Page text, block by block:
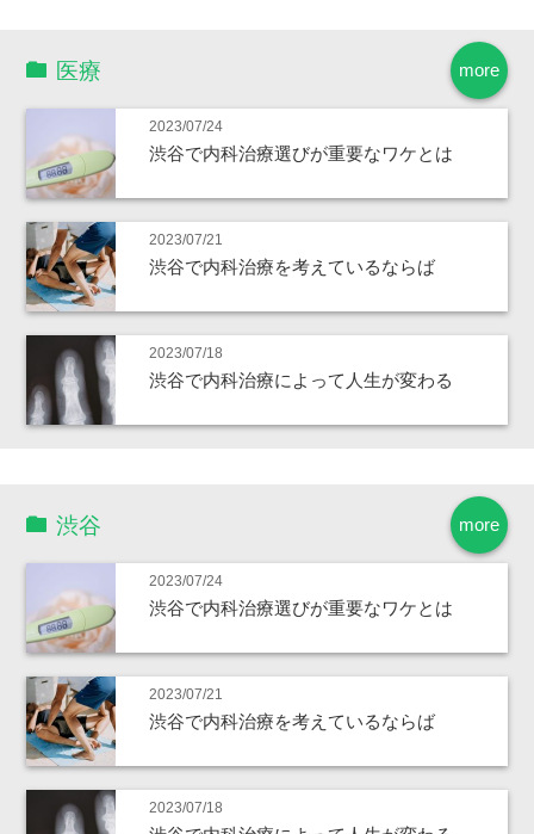
more
医療
2023/07/24
渋谷で内科治療選びが重要なワケとは
2023/07/21
渋谷で内科治療を考えているならば
2023/07/18
渋谷で内科治療によって人生が変わる
more
渋谷
2023/07/24
渋谷で内科治療選びが重要なワケとは
2023/07/21
渋谷で内科治療を考えているならば
2023/07/18